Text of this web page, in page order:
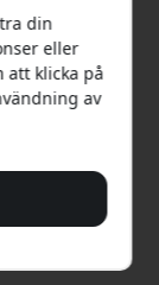
valen för
över 150
akvarell och
styrka
Du kan
Fresco –
din
eller
att klicka på
av